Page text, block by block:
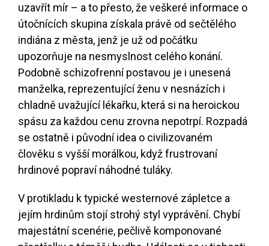
uzavřít mír – a to přesto, že veškeré informace o
útočnících skupina získala právě od sečtělého
indiána z města, jenž je už od počátku
upozorňuje na nesmyslnost celého konání.
Podobně schizofrenní postavou je i unesená
manželka, reprezentující ženu v nesnázích i
chladně uvažující lékařku, která si na heroickou
spásu za každou cenu zrovna nepotrpí. Rozpadá
se ostatně i původní idea o civilizovaném
člověku s vyšší morálkou, když frustrovaní
hrdinové popraví náhodné tuláky.
V protikladu k typické westernové zápletce a
jejím hrdinům stojí strohý styl vyprávění. Chybí
majestátní scenérie, pečlivě komponované